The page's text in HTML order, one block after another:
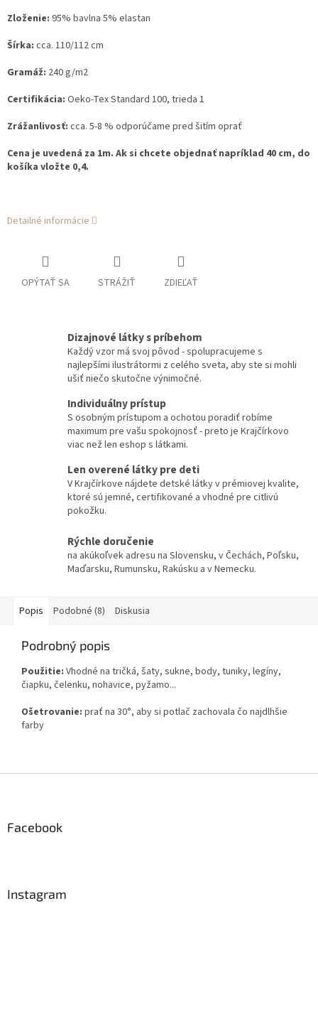
Zloženie: 95% bavlna 5% elastan
Šírka: cca. 110/112 cm
Gramáž: 240 g/m2
Certifikácia: Oeko-Tex Standard 100, trieda 1
Zrážanlivosť: cca. 5-8 % odporúčame pred šitím oprať
Cena je uvedená za 1m. Ak si chcete objednať napríklad 40 cm, do
košíka vložte 0,4.
Detailné informácie
OPÝTAŤ SA STRÁŽIŤ ZDIEĽAŤ
Dizajnové látky s príbehom
Každý vzor má svoj pôvod - spolupracujeme s
najlepšími ilustrátormi z celého sveta, aby ste si mohli
ušiť niečo skutočne výnimočné.
Individuálny prístup
S osobným prístupom a ochotou poradiť robíme
maximum pre vašu spokojnosť - preto je Krajčírkovo
viac než len eshop s látkami.
Len overené látky pre deti
V Krajčírkove nájdete detské látky v prémiovej kvalite,
ktoré sú jemné, certifikované a vhodné pre citlivú
pokožku.
Rýchle doručenie
na akúkoľvek adresu na Slovensku, v Čechách, Poľsku,
Maďarsku, Rumunsku, Rakúsku a v Nemecku.
Popis Podobné (8) Diskusia
Podrobný popis
Použitie: Vhodné na tričká, šaty, sukne, body, tuniky, legíny,
čiapku, čelenku, nohavice, pyžamo...
Ošetrovanie: prať na 30°, aby si potlač zachovala čo najdlhšie
farby
Facebook
Instagram